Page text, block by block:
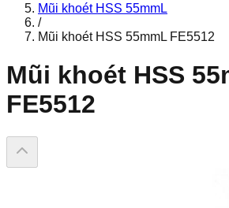
Mũi khoét HSS 55mmL
/
Mũi khoét HSS 55mmL FE5512
Mũi khoét HSS
FE5512